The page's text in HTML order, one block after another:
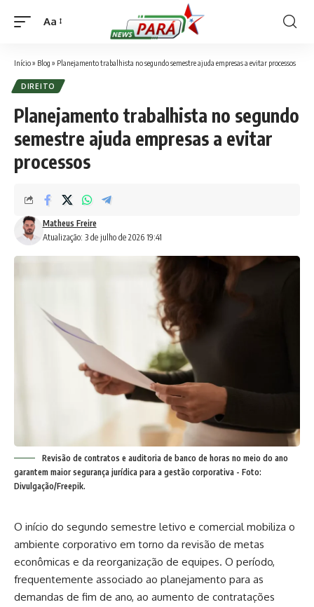
Font
Aa
Início» Blog » Planejamento trabalhista no segundo semestre ajuda empresas a evitar processos
DIREITO
Planejamento trabalhista no segundo
semestre ajuda empresas a evitar
processos
Atualização: 3 de julho de 2026 19:41
Matheus Freire
Revisão de contratos e auditoria de banco de horas no meio do ano
garantem maior segurança jurídica para a gestão corporativa - Foto:
Divulgação/Freepik.
O início do segundo semestre letivo e comercial mobiliza o
ambiente corporativo em torno da revisão de metas
econômicas e da reorganização de equipes. O período,
frequentemente associado ao planejamento para as
demandas de fim de ano, ao aumento de contratações